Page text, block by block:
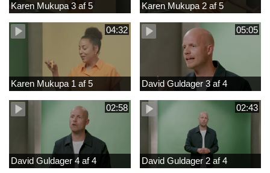
Karen Mukupa 3 af 5 Karen Mukupa 2 af 5
04:32
Karen Mukupa 1 af 5
05:05
David Guldager 3 af 4
02:58
David Guldager 4 af 4
02:43
David Guldager 2 af 4